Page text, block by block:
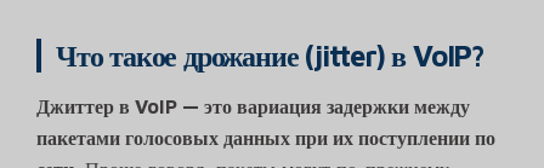
Что такое дрожание (jitter) в VoIP?
Джиттер в VoIP — это вариация задержки между
пакетами голосовых данных при их поступлении по